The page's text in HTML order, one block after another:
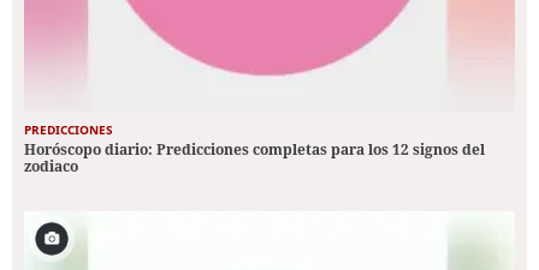
PREDICCIONES
Horóscopo diario: Predicciones completas para los 12 signos del
zodiaco